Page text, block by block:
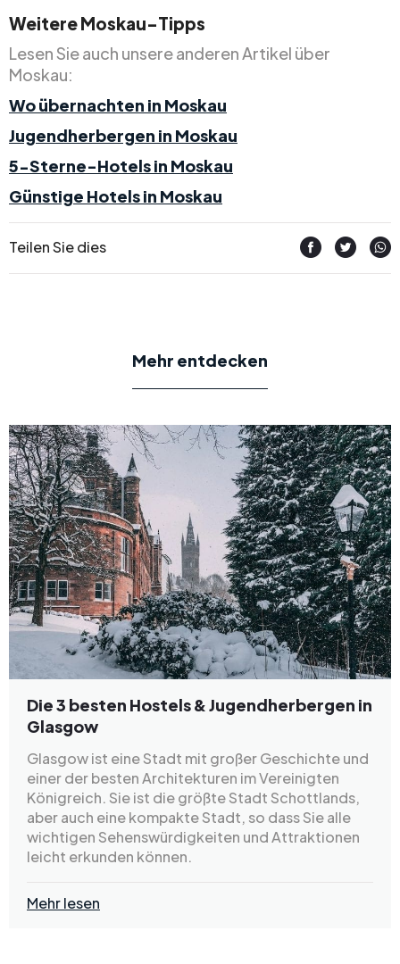
Weitere Moskau-Tipps
Lesen Sie auch unsere anderen Artikel über
Moskau:
Wo übernachten in Moskau
Jugendherbergen in Moskau
5-Sterne-Hotels in Moskau
Günstige Hotels in Moskau
Teilen Sie dies
Mehr entdecken
Die 3 besten Hostels & Jugendherbergen in
Glasgow
Glasgow ist eine Stadt mit großer Geschichte und
einer der besten Architekturen im Vereinigten
Königreich. Sie ist die größte Stadt Schottlands,
aber auch eine kompakte Stadt, so dass Sie alle
wichtigen Sehenswürdigkeiten und Attraktionen
leicht erkunden können.
Mehr lesen